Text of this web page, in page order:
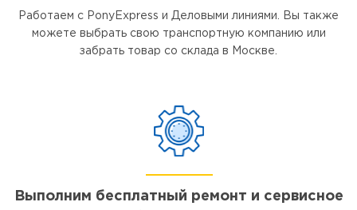
Работаем с PonyExpress и Деловыми линиями. Вы также
можете выбрать свою транспортную компанию или
забрать товар со склада в Москве.
Выполним бесплатный ремонт и сервисное